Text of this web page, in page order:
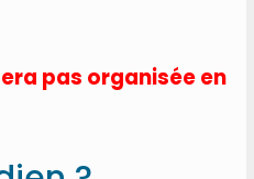
pas organisée en